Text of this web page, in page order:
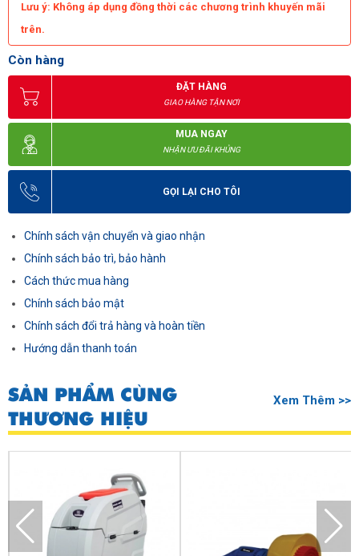
Lưu ý: Không áp dụng đồng thời các chương trình khuyến mãi
trên.
Còn hàng
ĐẶT HÀNG
GIAO HÀNG TẬN NƠI
MUA NGAY
NHẬN ƯU ĐÃI KHỦNG
GỌI LẠI CHO TÔI
Chính sách vận chuyển và giao nhận
Chính sách bảo trì, bảo hành
Cách thức mua hàng
Chính sách bảo mật
Chính sách đổi trả hàng và hoàn tiền
Hướng dẫn thanh toán
SẢN PHẨM CÙNG
THƯƠNG HIỆU
Xem Thêm >>